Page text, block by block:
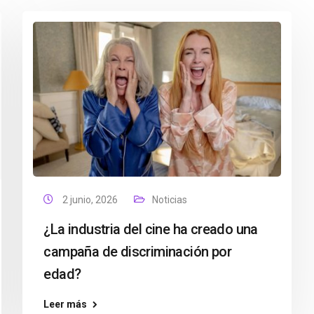
2 junio, 2026 Noticias
¿La industria del cine ha creado una
campaña de discriminación por
edad?
Leer más